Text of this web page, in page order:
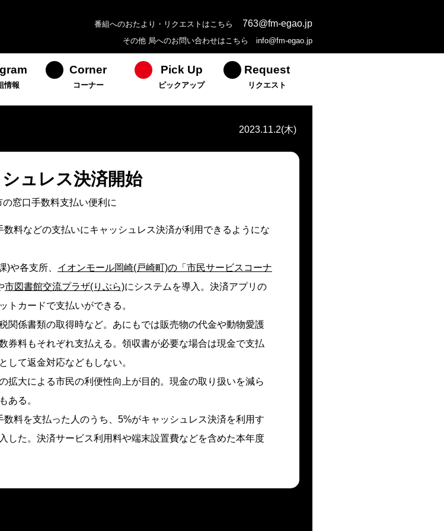
番組へのおたより・リクエストはこちら 763@fm-egao.jp
その他 局へのお問い合わせはこちら info@fm-egao.jp
情報
Corner
コーナー
Pick Up
ピックアップ
Request
リクエスト
2023.11.2(木)
ュレス決済開始
の窓口手数料支払い便利に
料などの支払いにキャッシュレス決済が利用できるようにな
)や各支所、 イオンモール岡崎(戸崎町)の「市民サービスコーナ
市図書館交流プラザ(りぶら)にシステムを導入。決済アプリの
トカードで支払いができる。
関係書類の取得時など。あにもでは販売物の代金や動物愛護
券料もそれぞれ支払える。領収書が必要な場合は現金で支払
して返金対応などもしない。
拡大による市民の利便性向上が目的。現金の取り扱いを減ら
ある。
料を支払った人のうち、5%がキャッシュレス決済を利用す
した。決済サービス利用料や端末設置費などを含めた本年度